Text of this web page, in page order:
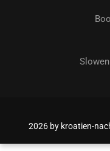
2026 by kroatien-